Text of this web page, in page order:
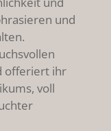
und
offeriert ihr
voll